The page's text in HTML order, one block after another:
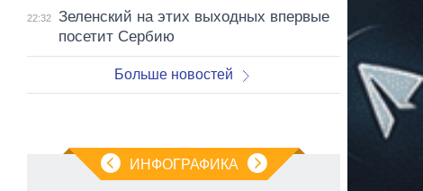
22:32
Зеленский на этих выходных впервые
посетит Сербию
Больше новостей
ИНФОГРАФИКА